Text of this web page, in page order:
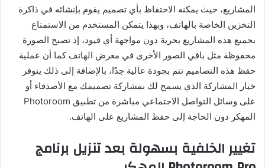
المشاريع، حيث يمكنه الاحتفاظ بأي تصميم يقوم بإنشائه في ذاكرة
التخزين الخاصة بالهاتف، وبهذا يتمكن المستخدم من الاستمتاع
بجميع هذه المشاريع بحرية دون مواجهة أي قيود، إذ تصبح الصورة
محفوظة مثل باقي الصور الأخرى في معرض الهاتف كما أن عملية
حفظ هذه التصاميم تتم بجودة عالية جدًا، بالإضافة إلى ذلك يتوفر
خيار المشاركة الذي يسمح لك بمشاركة تصميمك مع الأصدقاء أو
على وسائل التواصل الاجتماعي مباشرة من تطبيق Photoroom
المهكر دون الحاجة إلى حفظ المشاريع على الهاتف.
تغيير الخلفية بسهولة بعد تنزيل برنامج